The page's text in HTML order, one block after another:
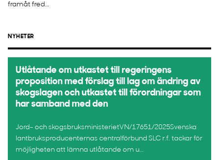
framåt fred...
NYHETER
Utlåtande om utkastet till regeringens
proposition med förslag till lag om ändring av
skogslagen och utkastet till förordningar som
har samband med den
Jord- och skogsbruksministerietVN/17651/2025Svenska
lantbruksproducenternas centralförbund SLC r.f. tackar för
möjligheten att lämna utlåtande om u...